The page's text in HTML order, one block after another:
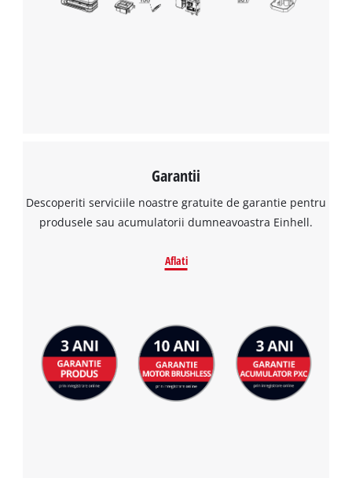
Garantii
Descoperiti serviciile noastre gratuite de garantie pentru
produsele sau acumulatorii dumneavoastra Einhell.
Aflati